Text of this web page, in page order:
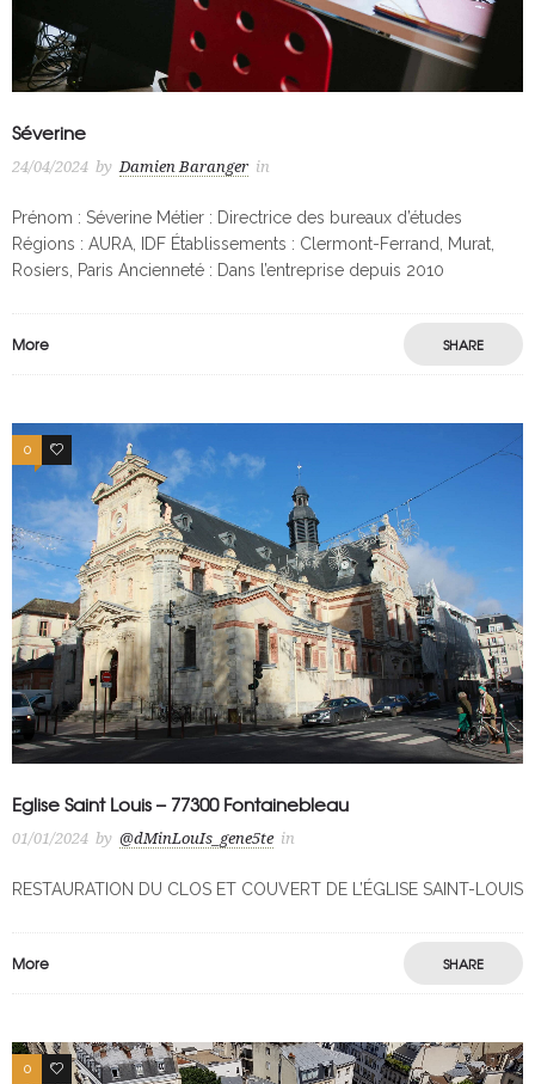
Séverine
24/04/2024 by Damien Baranger in
Prénom : Séverine Métier : Directrice des bureaux d’études
Régions : AURA, IDF Établissements : Clermont-Ferrand, Murat,
Rosiers, Paris Ancienneté : Dans l’entreprise depuis 2010
More SHARE
0 0
Eglise Saint Louis – 77300 Fontainebleau
01/01/2024 by @dMinLouIs_gene5te in
RESTAURATION DU CLOS ET COUVERT DE L’ÉGLISE SAINT-LOUIS
More SHARE
0 0